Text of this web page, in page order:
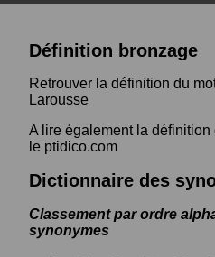
Définition bronzage
Retrouver la définition du
Larousse
A lire également la définition
le ptidico.com
Dictionnaire des
Classement par ordre
synonymes